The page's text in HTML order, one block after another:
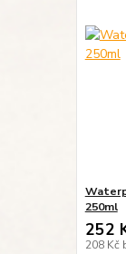
250ml
252
208 Kč